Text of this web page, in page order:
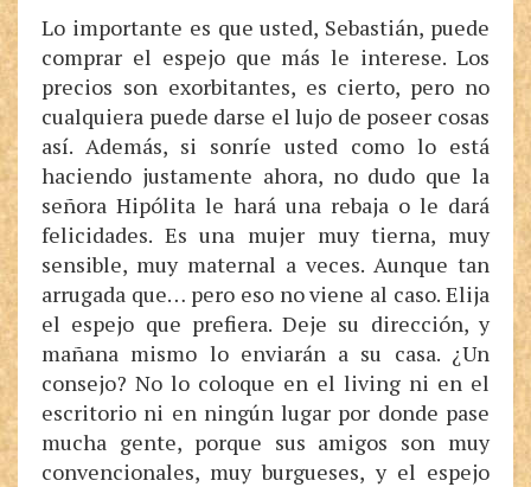
Lo importante es que usted, Sebastián, puede
comprar el espejo que más le interese. Los
precios son exorbitantes, es cierto, pero no
cualquiera puede darse el lujo de poseer cosas
así. Además, si sonríe usted como lo está
haciendo justamente ahora, no dudo que la
señora Hipólita le hará una rebaja o le dará
felicidades. Es una mujer muy tierna, muy
sensible, muy maternal a veces. Aunque tan
arrugada que… pero eso no viene al caso. Elija
el espejo que prefiera. Deje su dirección, y
mañana mismo lo enviarán a su casa. ¿Un
consejo? No lo coloque en el living ni en el
escritorio ni en ningún lugar por donde pase
mucha gente, porque sus amigos son muy
convencionales, muy burgueses, y el espejo